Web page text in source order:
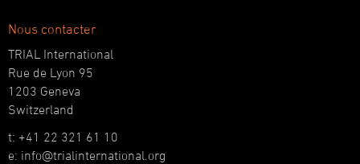
Nous contacter
TRIAL International
Rue de Lyon 95
1203 Geneva
Switzerland
t: +41 22 321 61 10
e: info@trialinternational.org